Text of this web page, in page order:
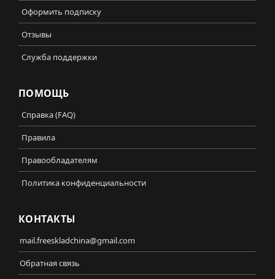
Оформить подписку
Отзывы
Служба поддержки
ПОМОЩЬ
Справка (FAQ)
Правила
Правообладателям
Политика конфиденциальности
КОНТАКТЫ
mail.freeskladchina@gmail.com
Обратная связь